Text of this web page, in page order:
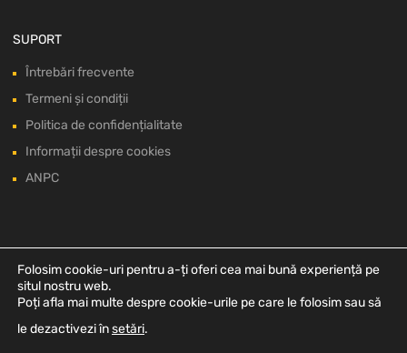
SUPORT
Întrebări frecvente
Termeni și condiții
Politica de confidențialitate
Informații despre cookies
ANPC
Folosim cookie-uri pentru a-ți oferi cea mai bună experiență pe
situl nostru web.
Poți afla mai multe despre cookie-urile pe care le folosim sau să
le dezactivezi însetări.